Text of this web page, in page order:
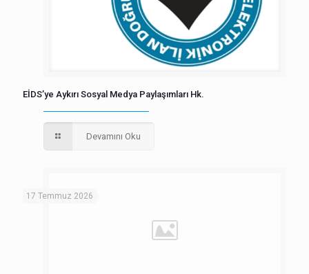
EİDS’ye Aykırı Sosyal Medya Paylaşımları Hk.
Devamını Oku
17 Temmuz 2026